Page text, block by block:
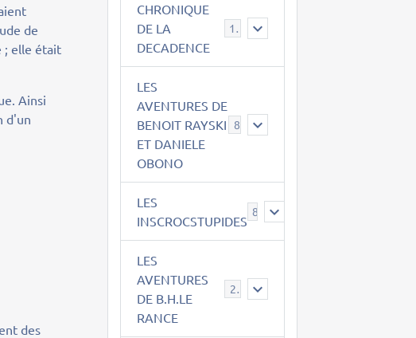
de
; elle était
Ainsi
d'un
des
CHRONIQUE
DE LA
DECADENCE
12
LES
AVENTURES DE
BENOIT RAYSKI
ET DANIELE
OBONO
LES
INSCROCSTUPIDES
8
LES
AVENTURES
DE B.H.LE
RANCE
21